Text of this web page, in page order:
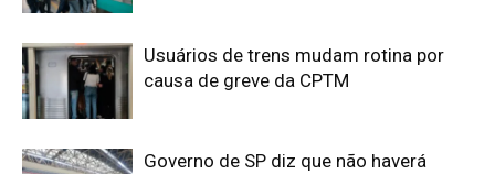
Usuários de trens mudam rotina por
causa de greve da CPTM
Governo de SP diz que não haverá